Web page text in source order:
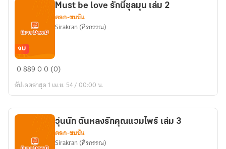
Must
love
นี้
จบ
Must be love รักนี้ชุลมุน เล่ม 2
ตลก-ขบขัน
Sirakran (ศิรกรรณ)
088900 (0)
อัปเดตล่าสุด 1 เม.ย. 54 / 00:00 น.
วุ่นนัก ฉันหลงรักคุณแวมไพร์ เล่ม 3
ตลก-ขบขัน
Sirakran (ศิรกรรณ)